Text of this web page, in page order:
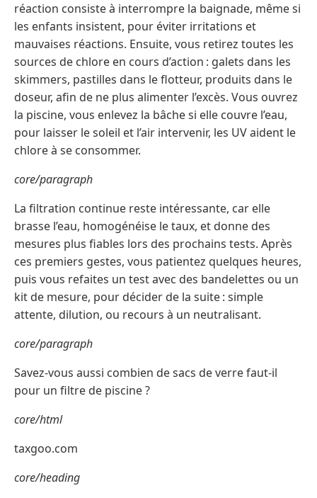
réaction consiste à interrompre la baignade, même si
les enfants insistent, pour éviter irritations et
mauvaises réactions. Ensuite, vous retirez toutes les
sources de chlore en cours d’action : galets dans les
skimmers, pastilles dans le flotteur, produits dans le
doseur, afin de ne plus alimenter l’excès. Vous ouvrez
la piscine, vous enlevez la bâche si elle couvre l’eau,
pour laisser le soleil et l’air intervenir, les UV aident le
chlore à se consommer.
core/paragraph
La filtration continue reste intéressante, car elle
brasse l’eau, homogénéise le taux, et donne des
mesures plus fiables lors des prochains tests. Après
ces premiers gestes, vous patientez quelques heures,
puis vous refaites un test avec des bandelettes ou un
kit de mesure, pour décider de la suite : simple
attente, dilution, ou recours à un neutralisant.
core/paragraph
Savez-vous aussi combien de sacs de verre faut‑il
pour un filtre de piscine ?
core/html
taxgoo.com
core/heading